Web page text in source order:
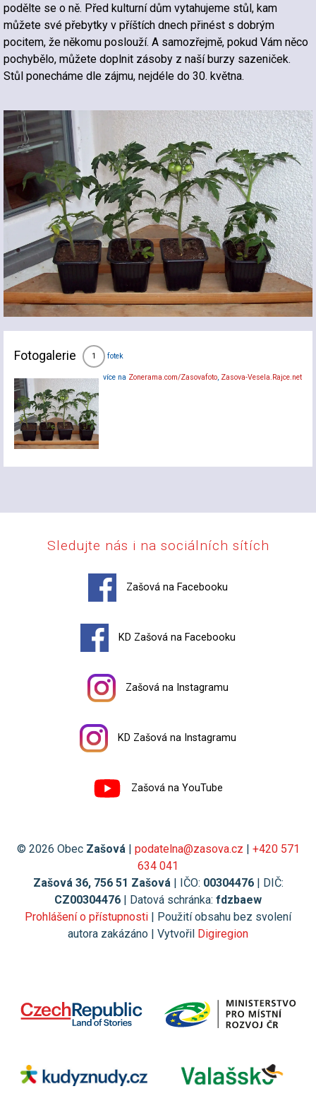
podělte se o ně. Před kulturní dům vytahujeme stůl, kam
můžete své přebytky v příštích dnech přinést s dobrým
pocitem, že někomu poslouží. A samozřejmě, pokud Vám něco
pochybělo, můžete doplnit zásoby z naší burzy sazeniček.
Stůl ponecháme dle zájmu, nejdéle do 30. května.
Fotogalerie 1 fotek
více na Zonerama.com/Zasovafoto Zasova-Vesela.Rajce.net
Sledujte nás i na sociálních sítích
Zašová na Facebooku
KD Zašová na Facebooku
Zašová na Instagramu
KD Zašová na Instagramu
Zašová na YouTube
© 2026 Obec Zašová | podatelna@zasova.cz | +420 571
634 041
Zašová 36, 756 51 Zašová | IČO: 00304476| DIČ:
CZ00304476 | Datová schránka: fdzbaew
Prohlášení o přístupnosti | Použití obsahu bez svolení
autora zakázáno | Vytvořil Digiregion